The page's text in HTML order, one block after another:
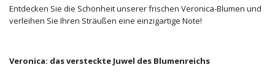
Entdecken Sie die Schönheit unserer frischen Veronica-Blumen und
verleihen Sie Ihren Sträußen eine einzigartige Note!
Veronica: das versteckte Juwel des Blumenreichs